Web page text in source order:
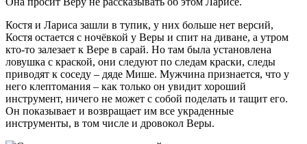
Костя и Лариса зашли в тупик, у них больше нет версий,
Костя остается с ночёвкой у Веры и спит на диване, а утром
кто-то залезает к Вере в сарай. Но там была установлена
ловушка с краской, они следуют по следам краски, следы
приводят к соседу – дяде Мише. Мужчина признается, что у
него клептомания – как только он увидит хороший
инструмент, ничего не может с собой поделать и тащит его.
Он показывает и возвращает им все украденные
инструменты, в том числе и дровокол Веры.